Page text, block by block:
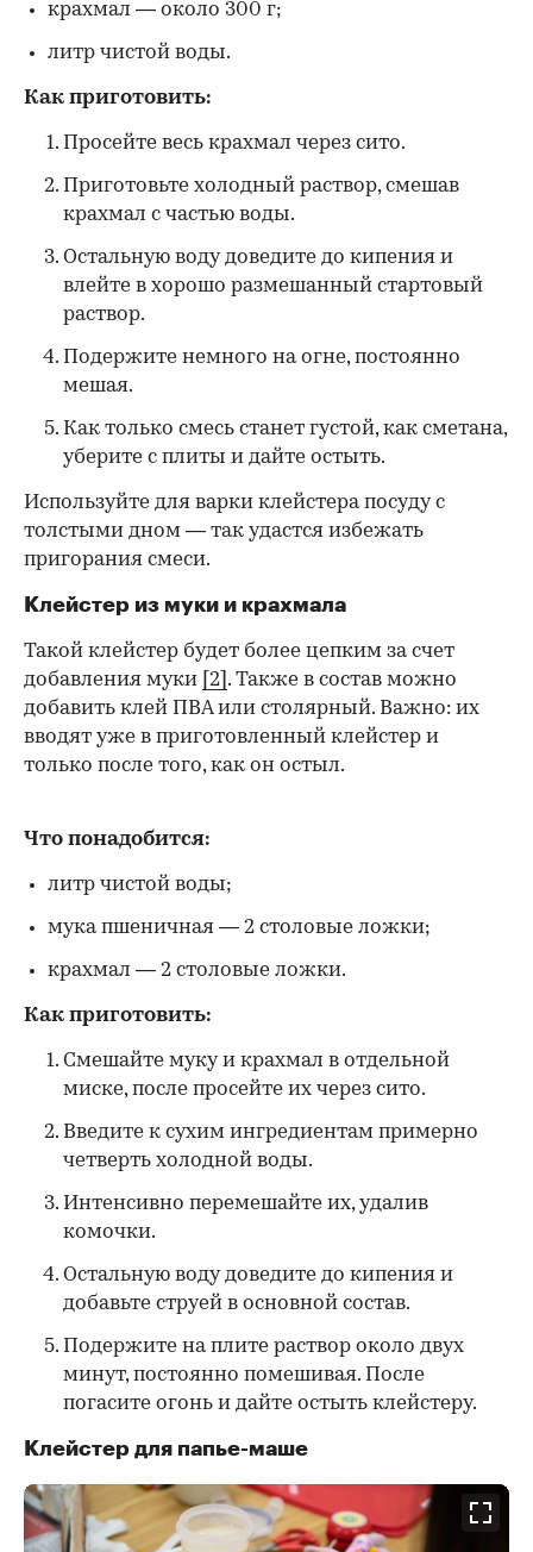
крахмал — около 300 г;
литр чистой воды.
Как приготовить:
Просейте весь крахмал через сито.
Приготовьте холодный раствор, смешав
крахмал с частью воды.
Остальную воду доведите до кипения и
влейте в хорошо размешанный стартовый
раствор.
Подержите немного на огне, постоянно
мешая.
Как только смесь станет густой, как сметана,
уберите с плиты и дайте остыть.
Используйте для варки клейстера посуду с
толстыми дном — так удастся избежать
пригорания смеси.
Клейстер из муки и крахмала
Такой клейстер будет более цепким за счет
добавления муки [2] . Также в состав можно
добавить клей ПВА или столярный. Важно: их
вводят уже в приготовленный клейстер и
только после того, как он остыл.
Что понадобится:
литр чистой воды;
мука пшеничная — 2 столовые ложки;
крахмал — 2 столовые ложки.
Как приготовить:
Смешайте муку и крахмал в отдельной
миске, после просейте их через сито.
Введите к сухим ингредиентам примерно
четверть холодной воды.
Интенсивно перемешайте их, удалив
комочки.
Остальную воду доведите до кипения и
добавьте струей в основной состав.
Подержите на плите раствор около двух
минут, постоянно помешивая. После
погасите огонь и дайте остыть клейстеру.
Клейстер для папье-маше